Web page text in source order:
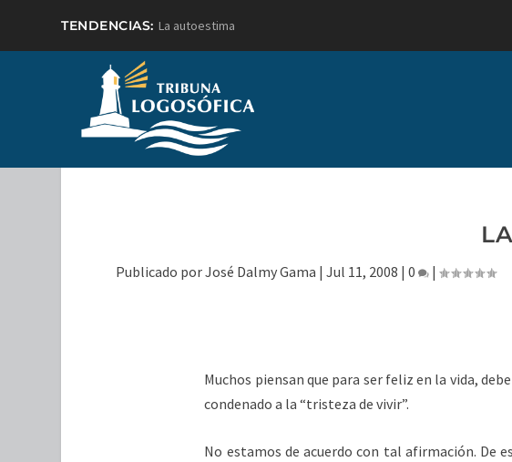
TENDENCIAS: La autoestima
Publicado porJosé Dalmy Gama |Jul 11, 2008 |0 |
Muchos piensan que para ser feliz en la vida,
condenado a la “tristeza de vivir”.
No estamos de acuerdo con tal afirmación. De